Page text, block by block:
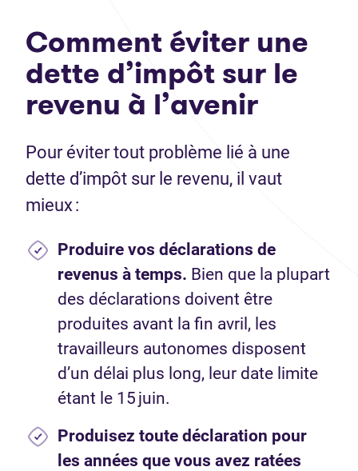
Comment éviter une
dette d’impôt sur le
revenu à l’avenir
Pour éviter tout problème lié à une
dette d’impôt sur le revenu, il vaut
mieux :
Produire vos déclarations de
revenus à temps. Bien que la plupart
des déclarations doivent être
produites avant la fin avril, les
travailleurs autonomes disposent
d’un délai plus long, leur date limite
étant le 15 juin.
Produisez toute déclaration pour
les années que vous avez ratées